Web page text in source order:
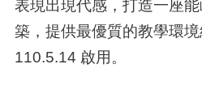
表現出現代感，打造一座
築，提供最優質的教學環
110.5.14 啟用。